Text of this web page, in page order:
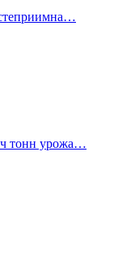
тонн урожа…